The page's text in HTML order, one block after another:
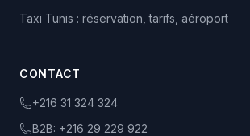
Taxi Tunis : réservation, tarifs, aéroport
CONTACT
+216 31 324 324
B2B: +216 29 229 922